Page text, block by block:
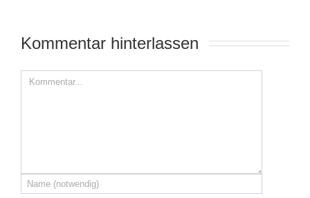
Kommentar hinterlassen